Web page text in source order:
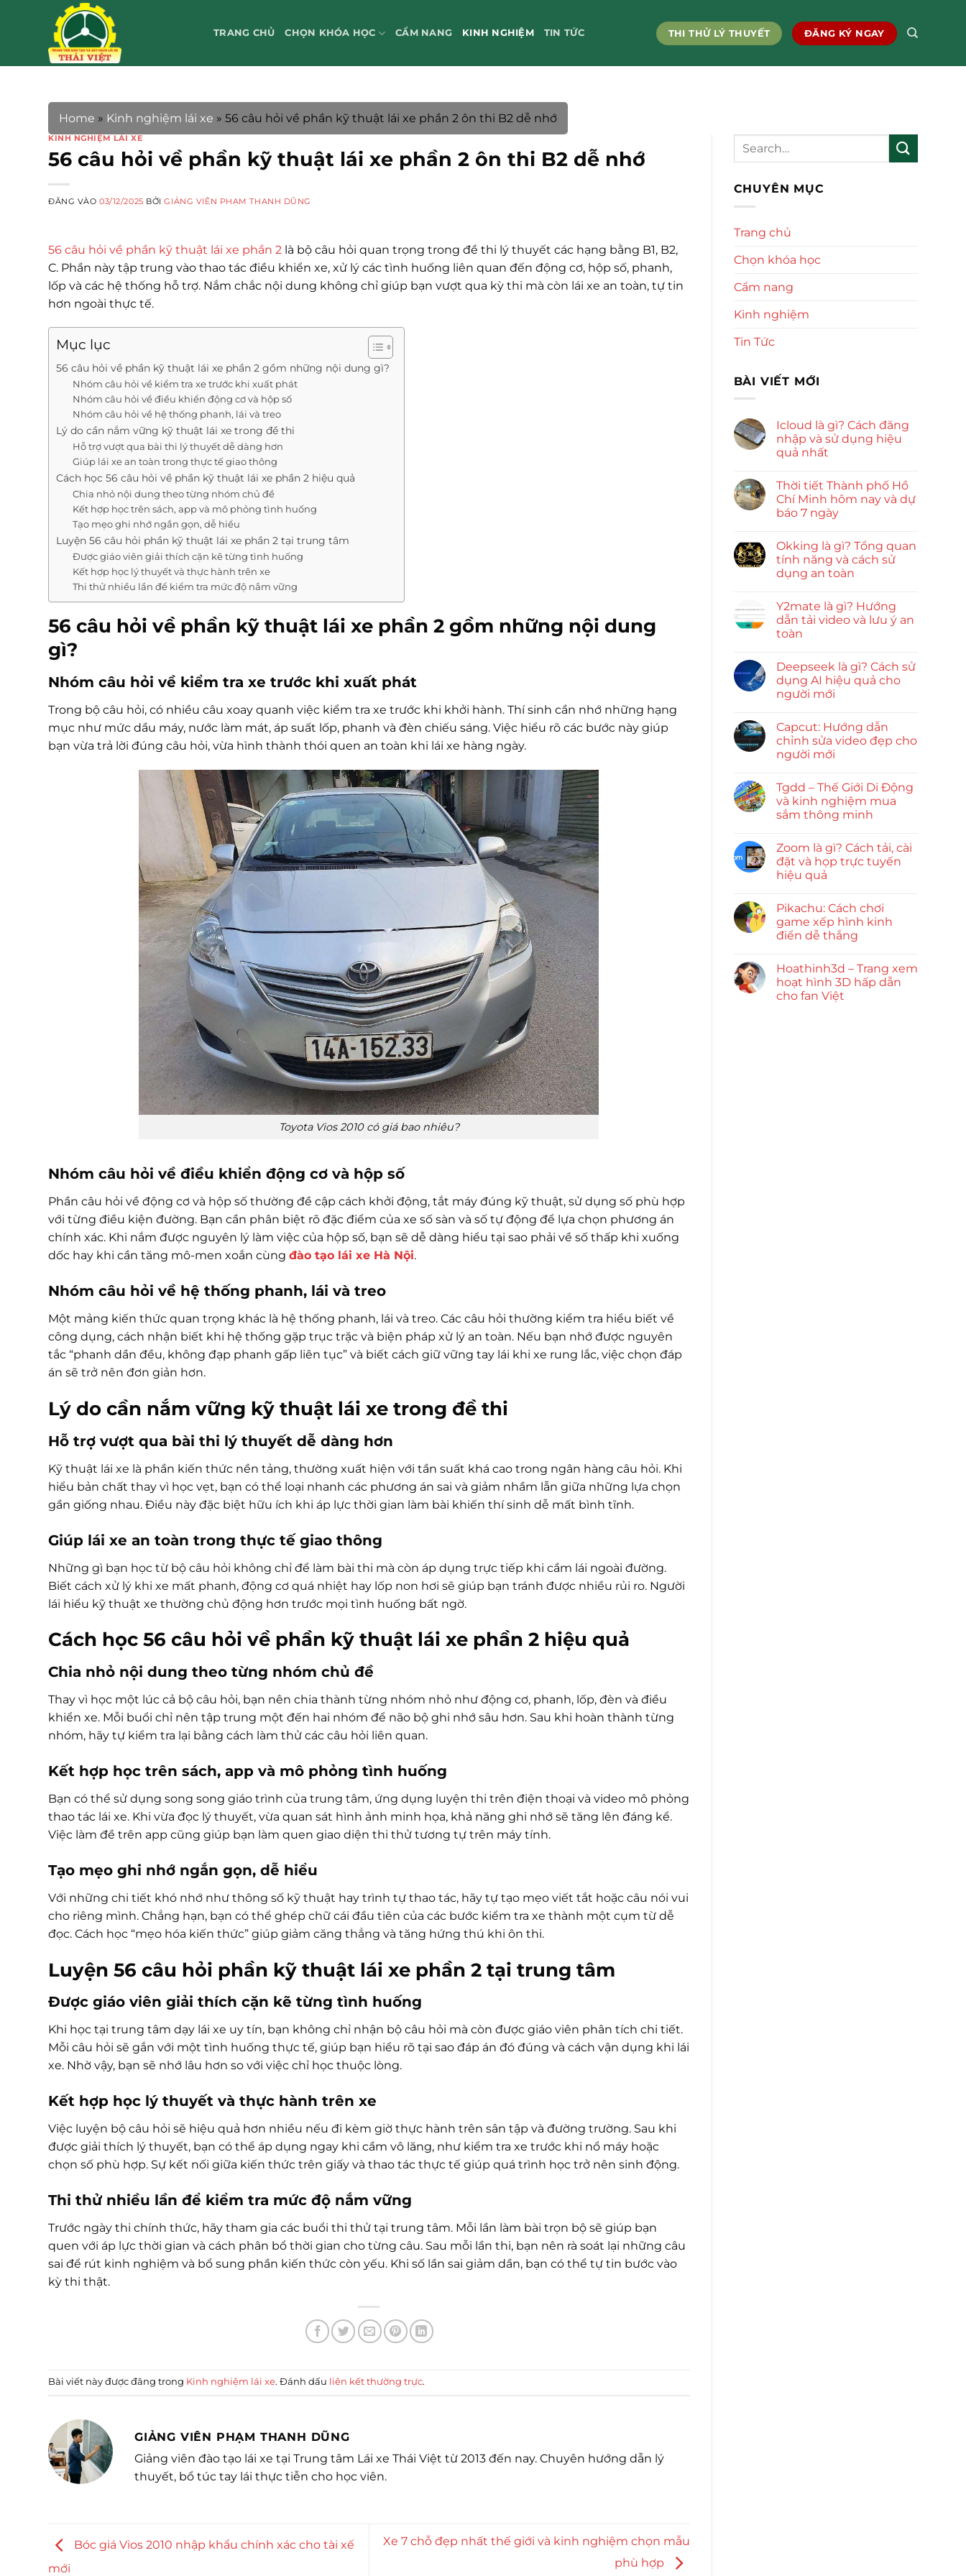
TRANG CHỦ CHỌN KHÓA HỌC CẨM NANG KINH NGHIỆM TIN TỨC THI THỬ LÝ THUYẾT ĐĂNG KÝ NGAY
Home » Kinh nghiệm lái xe » 56 câu hỏi về phần kỹ thuật lái xe phần 2 ôn thi B2 dễ nhớ
KINH NGHIỆM LÁI XE
56 câu hỏi về phần kỹ thuật lái xe phần 2 ôn thi B2 dễ nhớ
ĐĂNG VÀO03/12/2025 BỞIGIẢNG VIÊN PHẠM THANH DŨNG
56 câu hỏi về phần kỹ thuật lái xe phần 2 là bộ câu hỏi quan trọng trong đề thi lý thuyết các hạng bằng B1, B2,
C. Phần này tập trung vào thao tác điều khiển xe, xử lý các tình huống liên quan đến động cơ, hộp số, phanh,
lốp và các hệ thống hỗ trợ. Nắm chắc nội dung không chỉ giúp bạn vượt qua kỳ thi mà còn lái xe an toàn, tự tin
hơn ngoài thực tế.
Mục lục
56 câu hỏi về phần kỹ thuật lái xe phần 2 gồm những nội dung gì?
Nhóm câu hỏi về kiểm tra xe trước khi xuất phát
Nhóm câu hỏi về điều khiển động cơ và hộp số
Nhóm câu hỏi về hệ thống phanh, lái và treo
Lý do cần nắm vững kỹ thuật lái xe trong đề thi
Hỗ trợ vượt qua bài thi lý thuyết dễ dàng hơn
Giúp lái xe an toàn trong thực tế giao thông
Cách học 56 câu hỏi về phần kỹ thuật lái xe phần 2 hiệu quả
Chia nhỏ nội dung theo từng nhóm chủ đề
Kết hợp học trên sách, app và mô phỏng tình huống
Tạo mẹo ghi nhớ ngắn gọn, dễ hiểu
Luyện 56 câu hỏi phần kỹ thuật lái xe phần 2 tại trung tâm
Được giáo viên giải thích cặn kẽ từng tình huống
Kết hợp học lý thuyết và thực hành trên xe
Thi thử nhiều lần để kiểm tra mức độ nắm vững
56 câu hỏi về phần kỹ thuật lái xe phần 2 gồm những nội dung
gì?
Nhóm câu hỏi về kiểm tra xe trước khi xuất phát
Trong bộ câu hỏi, có nhiều câu xoay quanh việc kiểm tra xe trước khi khởi hành. Thí sinh cần nhớ những hạng
mục như mức dầu máy, nước làm mát, áp suất lốp, phanh và đèn chiếu sáng. Việc hiểu rõ các bước này giúp
bạn vừa trả lời đúng câu hỏi, vừa hình thành thói quen an toàn khi lái xe hàng ngày.
Toyota Vios 2010 có giá bao nhiêu?
Nhóm câu hỏi về điều khiển động cơ và hộp số
Phần câu hỏi về động cơ và hộp số thường đề cập cách khởi động, tắt máy đúng kỹ thuật, sử dụng số phù hợp
với từng điều kiện đường. Bạn cần phân biệt rõ đặc điểm của xe số sàn và số tự động để lựa chọn phương án
chính xác. Khi nắm được nguyên lý làm việc của hộp số, bạn sẽ dễ dàng hiểu tại sao phải về số thấp khi xuống
dốc hay khi cần tăng mô-men xoắn cùng đào tạo lái xe Hà Nội.
Nhóm câu hỏi về hệ thống phanh, lái và treo
Một mảng kiến thức quan trọng khác là hệ thống phanh, lái và treo. Các câu hỏi thường kiểm tra hiểu biết về
công dụng, cách nhận biết khi hệ thống gặp trục trặc và biện pháp xử lý an toàn. Nếu bạn nhớ được nguyên
tắc “phanh dần đều, không đạp phanh gấp liên tục” và biết cách giữ vững tay lái khi xe rung lắc, việc chọn đáp
án sẽ trở nên đơn giản hơn.
Lý do cần nắm vững kỹ thuật lái xe trong đề thi
Hỗ trợ vượt qua bài thi lý thuyết dễ dàng hơn
Kỹ thuật lái xe là phần kiến thức nền tảng, thường xuất hiện với tần suất khá cao trong ngân hàng câu hỏi. Khi
hiểu bản chất thay vì học vẹt, bạn có thể loại nhanh các phương án sai và giảm nhầm lẫn giữa những lựa chọn
gần giống nhau. Điều này đặc biệt hữu ích khi áp lực thời gian làm bài khiến thí sinh dễ mất bình tĩnh.
Giúp lái xe an toàn trong thực tế giao thông
Những gì bạn học từ bộ câu hỏi không chỉ để làm bài thi mà còn áp dụng trực tiếp khi cầm lái ngoài đường.
Biết cách xử lý khi xe mất phanh, động cơ quá nhiệt hay lốp non hơi sẽ giúp bạn tránh được nhiều rủi ro. Người
lái hiểu kỹ thuật xe thường chủ động hơn trước mọi tình huống bất ngờ.
Cách học 56 câu hỏi về phần kỹ thuật lái xe phần 2 hiệu quả
Chia nhỏ nội dung theo từng nhóm chủ đề
Thay vì học một lúc cả bộ câu hỏi, bạn nên chia thành từng nhóm nhỏ như động cơ, phanh, lốp, đèn và điều
khiển xe. Mỗi buổi chỉ nên tập trung một đến hai nhóm để não bộ ghi nhớ sâu hơn. Sau khi hoàn thành từng
nhóm, hãy tự kiểm tra lại bằng cách làm thử các câu hỏi liên quan.
Kết hợp học trên sách, app và mô phỏng tình huống
Bạn có thể sử dụng song song giáo trình của trung tâm, ứng dụng luyện thi trên điện thoại và video mô phỏng
thao tác lái xe. Khi vừa đọc lý thuyết, vừa quan sát hình ảnh minh họa, khả năng ghi nhớ sẽ tăng lên đáng kể.
Việc làm đề trên app cũng giúp bạn làm quen giao diện thi thử tương tự trên máy tính.
Tạo mẹo ghi nhớ ngắn gọn, dễ hiểu
Với những chi tiết khó nhớ như thông số kỹ thuật hay trình tự thao tác, hãy tự tạo mẹo viết tắt hoặc câu nói vui
cho riêng mình. Chẳng hạn, bạn có thể ghép chữ cái đầu tiên của các bước kiểm tra xe thành một cụm từ dễ
đọc. Cách học “mẹo hóa kiến thức” giúp giảm căng thẳng và tăng hứng thú khi ôn thi.
Luyện 56 câu hỏi phần kỹ thuật lái xe phần 2 tại trung tâm
Được giáo viên giải thích cặn kẽ từng tình huống
Khi học tại trung tâm dạy lái xe uy tín, bạn không chỉ nhận bộ câu hỏi mà còn được giáo viên phân tích chi tiết.
Mỗi câu hỏi sẽ gắn với một tình huống thực tế, giúp bạn hiểu rõ tại sao đáp án đó đúng và cách vận dụng khi lái
xe. Nhờ vậy, bạn sẽ nhớ lâu hơn so với việc chỉ học thuộc lòng.
Kết hợp học lý thuyết và thực hành trên xe
Việc luyện bộ câu hỏi sẽ hiệu quả hơn nhiều nếu đi kèm giờ thực hành trên sân tập và đường trường. Sau khi
được giải thích lý thuyết, bạn có thể áp dụng ngay khi cầm vô lăng, như kiểm tra xe trước khi nổ máy hoặc
chọn số phù hợp. Sự kết nối giữa kiến thức trên giấy và thao tác thực tế giúp quá trình học trở nên sinh động.
Thi thử nhiều lần để kiểm tra mức độ nắm vững
Trước ngày thi chính thức, hãy tham gia các buổi thi thử tại trung tâm. Mỗi lần làm bài trọn bộ sẽ giúp bạn
quen với áp lực thời gian và cách phân bổ thời gian cho từng câu. Sau mỗi lần thi, bạn nên rà soát lại những câu
sai để rút kinh nghiệm và bổ sung phần kiến thức còn yếu. Khi số lần sai giảm dần, bạn có thể tự tin bước vào
kỳ thi thật.
Bài viết này được đăng trong Kinh nghiệm lái xe. Đánh dấu liên kết thường trực.
GIẢNG VIÊN PHẠM THANH DŨNG
Giảng viên đào tạo lái xe tại Trung tâm Lái xe Thái Việt từ 2013 đến nay. Chuyên hướng dẫn lý
thuyết, bổ túc tay lái thực tiễn cho học viên.
Bóc giá Vios 2010 nhập khẩu chính xác cho tài xế
mới
Xe 7 chỗ đẹp nhất thế giới và kinh nghiệm chọn mẫu
phù hợp
CHUYÊN MỤC
Trang chủ
Chọn khóa học
Cẩm nang
Kinh nghiệm
Tin Tức
BÀI VIẾT MỚI
Icloud là gì? Cách đăng
nhập và sử dụng hiệu
quả nhất
Thời tiết Thành phố Hồ
Chí Minh hôm nay và dự
báo 7 ngày
Okking là gì? Tổng quan
tính năng và cách sử
dụng an toàn
Y2mate là gì? Hướng
dẫn tải video và lưu ý an
toàn
Deepseek là gì? Cách sử
dụng AI hiệu quả cho
người mới
Capcut: Hướng dẫn
chỉnh sửa video đẹp cho
người mới
Tgdd – Thế Giới Di Động
và kinh nghiệm mua
sắm thông minh
Zoom là gì? Cách tải, cài
đặt và họp trực tuyến
hiệu quả
Pikachu: Cách chơi
game xếp hình kinh
điển dễ thắng
Hoathinh3d – Trang xem
hoạt hình 3D hấp dẫn
cho fan Việt